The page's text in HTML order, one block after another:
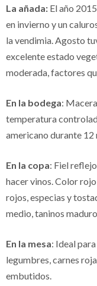
La añada: El año
en invierno y un
la vendimia. Agosto
excelente estado
moderada, factores
En la bodega:
temperatura
americano durante
En la copa: Fiel
hacer vinos. Color
rojos, especias y
medio, taninos
En la mesa: Ideal
legumbres, carnes
embutidos.